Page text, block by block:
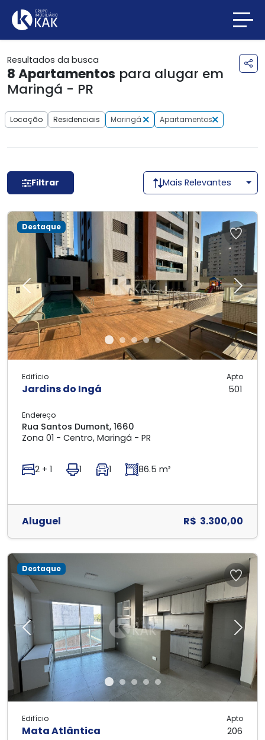
Resultados da busca
8Apartamentos para alugar em
Maringá - PR
Locação Residenciais Maringá Apartamentos
Filtrar Mais Relevantes
Previous Next
Destaque
Edifício
Jardins do Ingá
Apto
501
Endereço
Rua Santos Dumont, 1660
Zona 01 - Centro, Maringá - PR
2 + 1 1 1 86.5 m²
Aluguel R$ 3.300,00
Previous Next
Destaque
Edifício
Mata Atlântica
Apto
206